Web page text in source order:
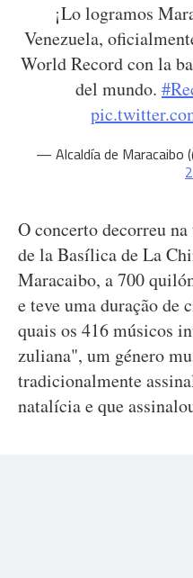
¡Lo logramos
Venezuela,
World Record con la
del mundo.
— Alcaldía de Maracaibo
O concerto decorreu
de la Basílica de La
Maracaibo, a 700
e teve uma duração de
quais os 416 músicos
zuliana", um género
tradicionalmente
natalícia e que